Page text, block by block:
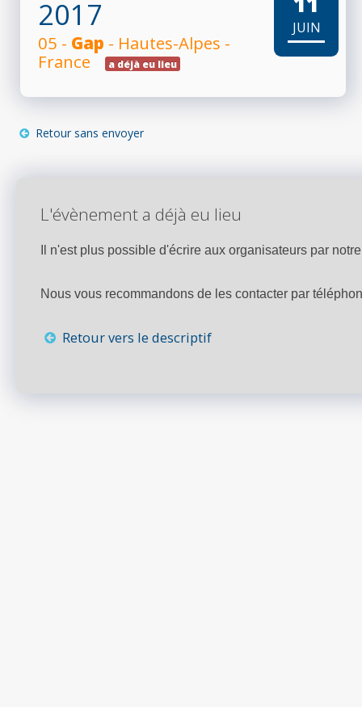
2017
05 - Gap - Hautes-Alpes -
France
a déjà eu lieu
JUIN
Retour sans envoyer
L'évènement a déjà eu lieu
Il n'est plus possible d'écrire aux organisateurs par
Nous vous recommandons de les contacter par
Retour vers le descriptif